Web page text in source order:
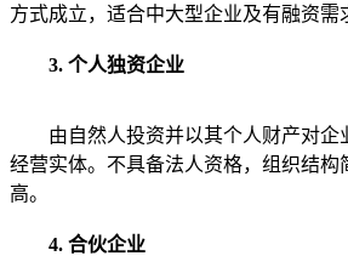
方式成立，适合中大型企业及有融资需
3. 个人独资企业
由自然人投资并以其个人财产对企
经营实体。不具备法人资格，组织结构
高。
4. 合伙企业